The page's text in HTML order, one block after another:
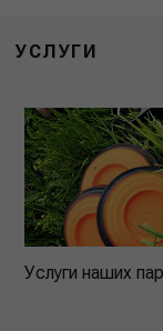
УСЛУГИ
Услуги наших